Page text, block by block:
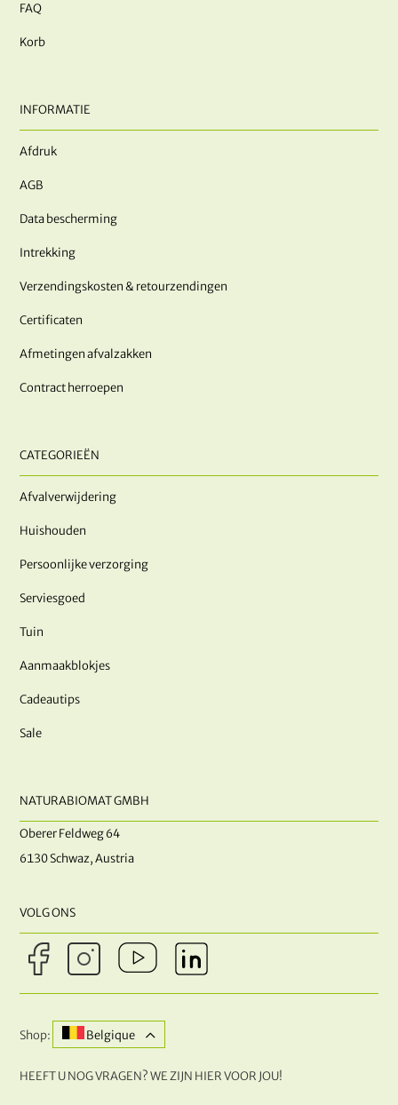
FAQ
Korb
INFORMATIE
Afdruk
AGB
Data bescherming
Intrekking
Verzendingskosten & retourzendingen
Certificaten
Afmetingen afvalzakken
Contract herroepen
CATEGORIEËN
Afvalverwijdering
Huishouden
Persoonlijke verzorging
Serviesgoed
Tuin
Aanmaakblokjes
Cadeautips
Sale
NATURABIOMAT GMBH
Oberer Feldweg 64
6130 Schwaz, Austria
VOLG ONS
Shop: Belgique
HEEFT U NOG VRAGEN? WE ZIJN HIER VOOR JOU!